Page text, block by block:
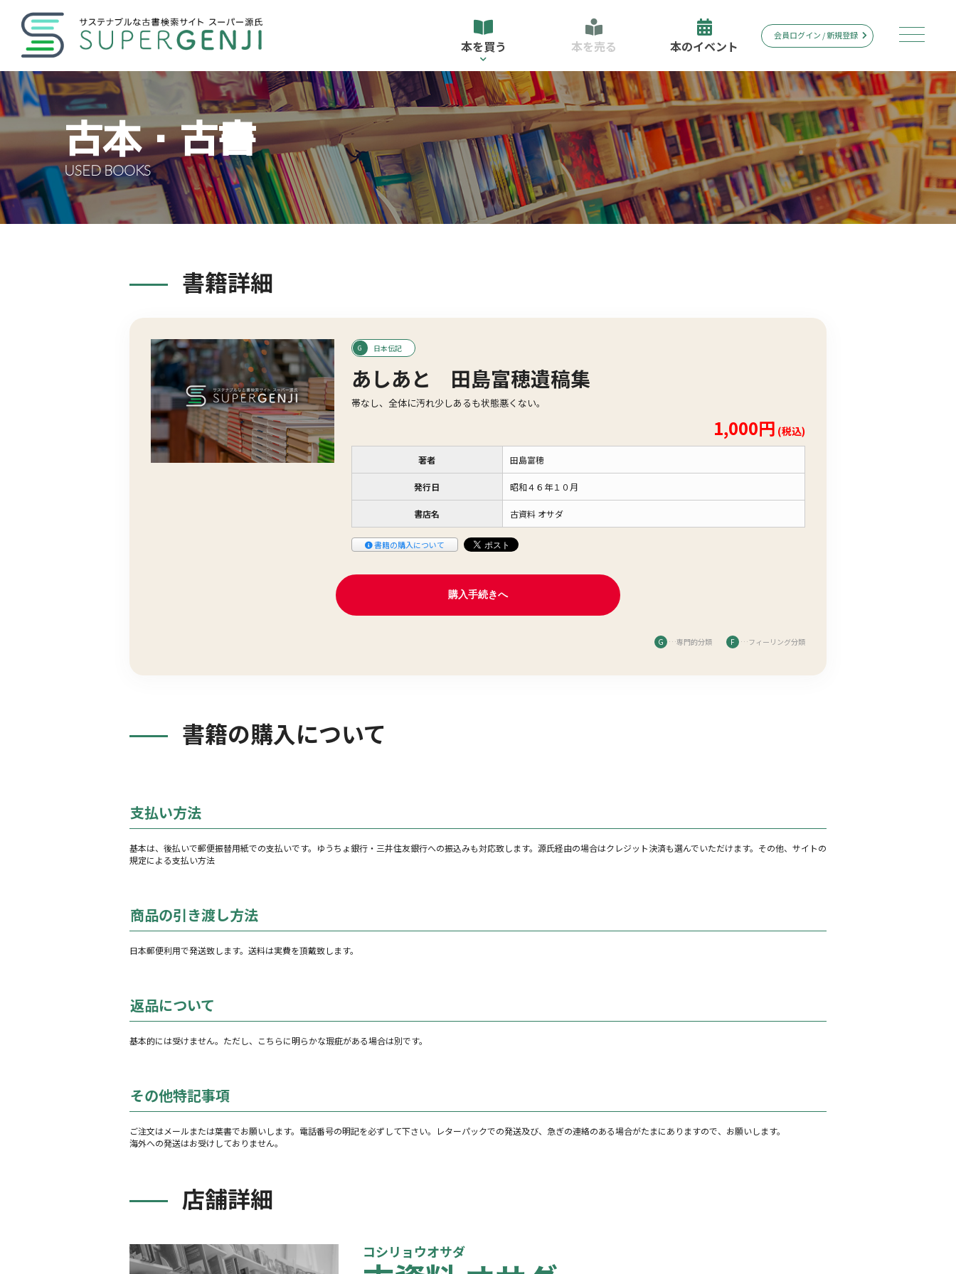
本を買う 本を売る 本のイベント
会員ログイン / 新規登録
古本・古書
USED BOOKS
書籍詳細
日本伝記
あしあと 田島富穂遺稿集
帯なし、全体に汚れ少しあるも状態悪くない。
1,000円 (税込)
著者 田島富穂
発行日 昭和４６年１０月
書店名 古資料 オサダ
書籍の購入について
G …専門的分類 F …フィーリング分類
書籍の購入について
支払い方法
基本は、後払いで郵便振替用紙での支払いです。ゆうちょ銀行・三井住友銀行への振込みも対応致します。源氏経由の場合はクレジット決済も選んでいただけます。その他、サイトの
規定による支払い方法
商品の引き渡し方法
日本郵便利用で発送致します。送料は実費を頂戴致します。
返品について
基本的には受けません。ただし、こちらに明らかな瑕疵がある場合は別です。
その他特記事項
ご注文はメールまたは葉書でお願いします。電話番号の明記を必ずして下さい。レターパックでの発送及び、急ぎの連絡のある場合がたまにありますので、お願いします。
海外への発送はお受けしておりません。
店舗詳細
コシリョウオサダ